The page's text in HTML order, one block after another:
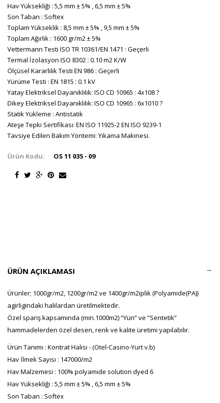
Hav Yüksekliği : 5,5 mm ± 5% , 6,5 mm ± 5%
Son Taban : Softex
Toplam Yükseklik : 8,5 mm ± 5% , 9,5 mm ± 5%
Toplam Ağırlık : 1600 gr/m2 ± 5%
Vettermann Testi ISO TR 10361/EN 1471 : Geçerli
Termal İzolasyon ISO 8302 : 0.10 m2 K/W
Ölçüsel Kararlılık Testi EN 986 : Geçerli
Yürüme Testi : EN 1815 : 0.1 kV
Yatay Elektriksel Dayanıklılık: ISO CD 10965 : 4x108 ?
Dikey Elektriksel Dayanıklılık: ISO CD 10965 : 6x1010 ?
Statik Yükleme : Antistatik
Ateşe Tepki Sertifikası: EN ISO 11925-2 EN ISO 9239-1
Tavsiye Edilen Bakım Yöntemi: Yıkama Makinesi.
Ürün Kodu: OS 11 035 - 09
ÜRÜN AÇIKLAMASI
Ürünler; 1000gr/m2, 1200gr/m2 ve 1400gr/m2iplik (Polyamide(PA))
agirligindaki halılardan üretilmektedir.
Özel spariş kapsamında (min.1000m2) “Yün” ve “Sentetik”
hammadelerden özel desen, renk ve kalite üretimi yapılabilir.
Ürün Tanımı : Kontrat Halısı - (Otel-Casino-Yurt v.b)
Hav İlmek Sayısı : 147000/m2
Hav Malzemesi : 100% polyamide solution dyed 6
Hav Yüksekliği : 5,5 mm ± 5% , 6,5 mm ± 5%
Son Taban : Softex